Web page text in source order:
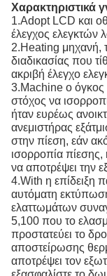
Χαρακτηριστικά
1.Adopt LCD και
έλεγχος ελεγκτών
2.Heating μηχανή,
διαδικασίας που
ακριβή έλεγχο
3.Machine ο όγκος
στόχος να
ήταν ευρέως
ανεμιστήρας
στην πίεση, εάν
ισορροπία πίεσης,
να αποτρέψει την
4.With η επίδειξη
αυτόματη
ελαττωμάτων
5,100 που το
προστατεύει το
αποστείρωσης
αποτρέψει τον